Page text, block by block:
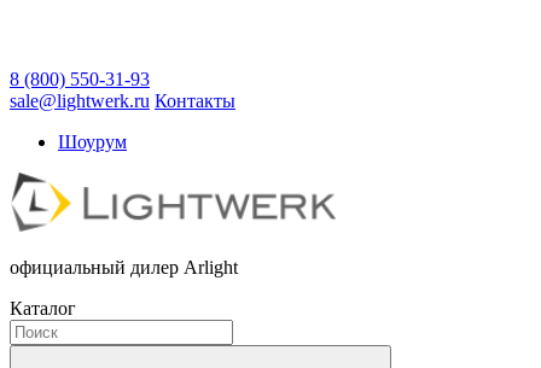
8 (800) 550-31-93
sale@lightwerk.ru Контакты
Шоурум
официальный дилер Arlight
Каталог